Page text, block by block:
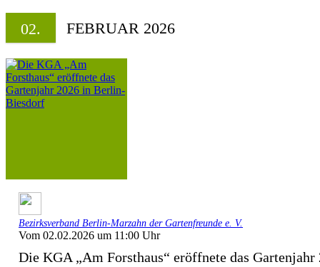
02. FEBRUAR 2026
Bezirksverband Berlin-Marzahn der Gartenfreunde e. V.
Vom 02.02.2026 um 11:00 Uhr
Die KGA „Am Forsthaus“ eröffnete das Gartenjahr